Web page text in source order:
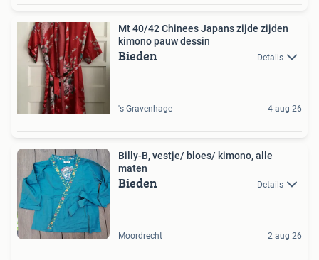
Mt 40/42 Chinees Japans zijde zijden
kimono pauw dessin
Bieden Details
's-Gravenhage 4 aug 26
Billy-B, vestje/ bloes/ kimono, alle
maten
Bieden Details
Moordrecht 2 aug 26